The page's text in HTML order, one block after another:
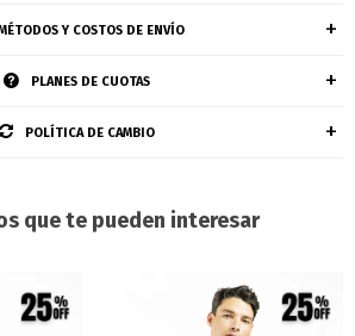
Y COSTOS DE ENVÍO
PLANES DE CUOTAS
POLÍTICA DE CAMBIO
que te pueden interesar